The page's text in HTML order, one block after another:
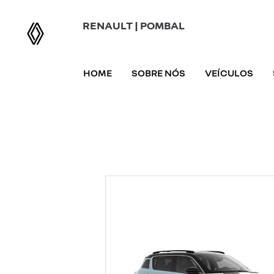
RENAULT | POMBAL
HOME SOBRE NÓS VEÍCULOS